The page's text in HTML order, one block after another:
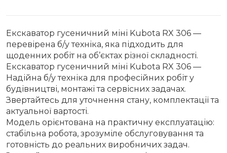
Екскаватор гусеничний міні Kubota RX 306 —
перевірена б/у техніка, яка підходить для
щоденних робіт на об’єктах різної складності.
Екскаватор гусеничний міні Kubota RX 306 —
Надійна б/у техніка для професійних робіт у
будівництві, монтажі та сервісних задачах.
Звертайтесь для уточнення стану, комплектації та
актуальної вартості.
Модель орієнтована на практичну експлуатацію:
стабільна робота, зрозуміле обслуговування та
готовність до реальних виробничих задач.